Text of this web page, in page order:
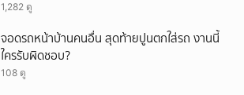
1,282 ดู
จอดรถหน้าบ้านคนอื่น สุดท้ายปูนตกใส่รถ งานนี้
ใครรับผิดชอบ?
108 ดู